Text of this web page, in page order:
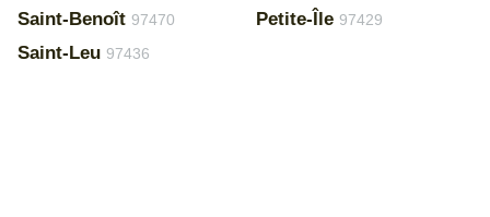
Saint-Benoît 97470
Saint-Leu 97436
Petite-Île 97429